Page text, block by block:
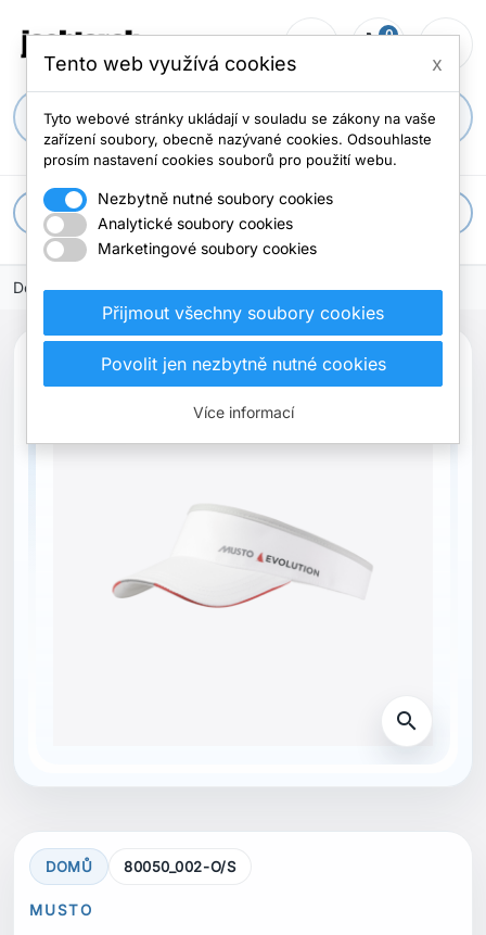
search
person_outline shopping_cart
0 menu
apps Všechny kategorie
Domů
Vyprodáno
search
DOMŮ 80050_002-O/S
MUSTO
Tento web využívá cookies x
Tyto webové stránky ukládají v souladu se zákony na vaše
zařízení soubory, obecně nazývané cookies. Odsouhlaste
prosím nastavení cookies souborů pro použití webu.
Nezbytně nutné soubory cookies
Analytické soubory cookies
Marketingové soubory cookies
Přijmout všechny soubory cookies
Povolit jen nezbytně nutné cookies
Více informací